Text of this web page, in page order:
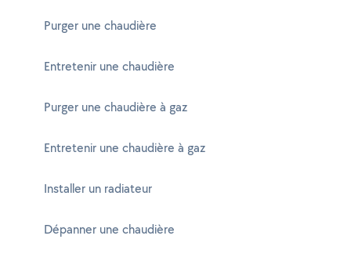
Purger une chaudière
Entretenir une chaudière
Purger une chaudière à gaz
Entretenir une chaudière à gaz
Installer un radiateur
Dépanner une chaudière